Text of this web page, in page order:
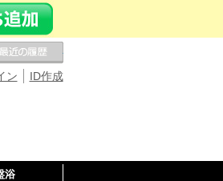
ID作成
ン
りの温泉
浴